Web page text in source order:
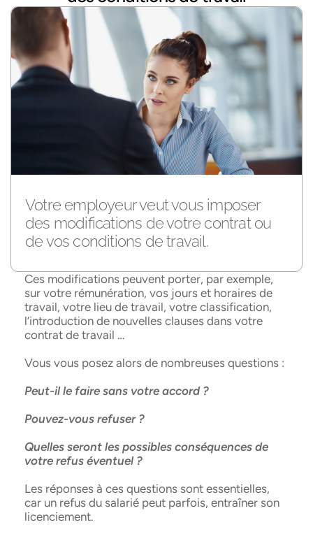
Votre employeur veut vous imposer
des modifications de votre contrat ou
de vos conditions de travail.
Ces modifications peuvent porter, par exemple,
sur votre rémunération, vos jours et horaires de
travail, votre lieu de travail, votre classification,
l’introduction de nouvelles clauses dans votre
contrat de travail …
Vous vous posez alors de nombreuses questions :
Peut-il le faire sans votre accord ?
Pouvez-vous refuser ?
Quelles seront les possibles conséquences de
votre refus éventuel ?
Les réponses à ces questions sont essentielles,
car un refus du salarié peut parfois, entraîner son
licenciement.